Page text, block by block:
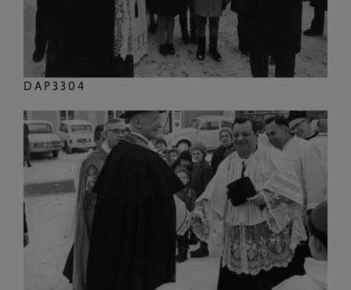
DAP3304